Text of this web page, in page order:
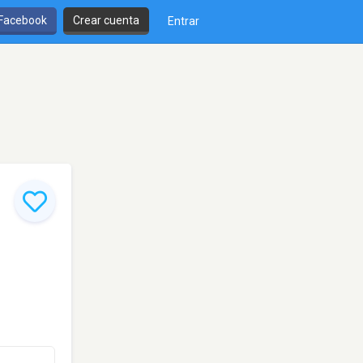
Crear cuenta Entrar